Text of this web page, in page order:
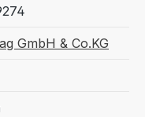
GmbH & Co.KG